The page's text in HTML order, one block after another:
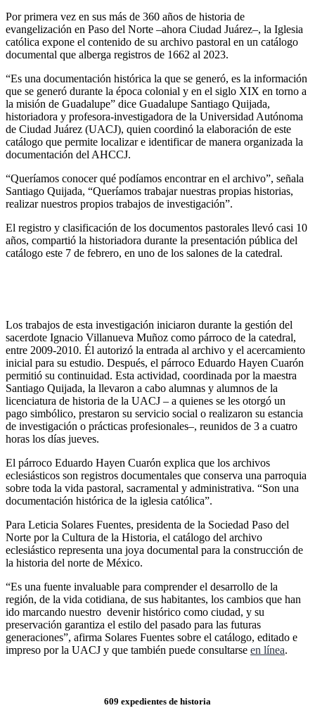
Por primera vez en sus más de 360 años de historia de
evangelización en Paso del Norte –ahora Ciudad Juárez–, la Iglesia
católica expone el contenido de su archivo pastoral en un catálogo
documental que alberga registros de 1662 al 2023.
“Es una documentación histórica la que se generó, es la información
que se generó durante la época colonial y en el siglo XIX en torno a
la misión de Guadalupe” dice Guadalupe Santiago Quijada,
historiadora y profesora-investigadora de la Universidad Autónoma
de Ciudad Juárez (UACJ), quien coordinó la elaboración de este
catálogo que permite localizar e identificar de manera organizada la
documentación del AHCCJ.
“Queríamos conocer qué podíamos encontrar en el archivo”, señala
Santiago Quijada, “Queríamos trabajar nuestras propias historias,
realizar nuestros propios trabajos de investigación”.
El registro y clasificación de los documentos pastorales llevó casi 10
años, compartió la historiadora durante la presentación pública del
catálogo este 7 de febrero, en uno de los salones de la catedral.
Los trabajos de esta investigación iniciaron durante la gestión del
sacerdote Ignacio Villanueva Muñoz como párroco de la catedral,
entre 2009-2010. Él autorizó la entrada al archivo y el acercamiento
inicial para su estudio. Después, el párroco Eduardo Hayen Cuarón
permitió su continuidad. Esta actividad, coordinada por la maestra
Santiago Quijada, la llevaron a cabo alumnas y alumnos de la
licenciatura de historia de la UACJ – a quienes se les otorgó un
pago simbólico, prestaron su servicio social o realizaron su estancia
de investigación o prácticas profesionales–, reunidos de 3 a cuatro
horas los días jueves.
El párroco Eduardo Hayen Cuarón explica que los archivos
eclesiásticos son registros documentales que conserva una parroquia
sobre toda la vida pastoral, sacramental y administrativa. “Son una
documentación histórica de la iglesia católica”.
Para Leticia Solares Fuentes, presidenta de la Sociedad Paso del
Norte por la Cultura de la Historia, el catálogo del archivo
eclesiástico representa una joya documental para la construcción de
la historia del norte de México.
“Es una fuente invaluable para comprender el desarrollo de la
región, de la vida cotidiana, de sus habitantes, los cambios que han
ido marcando nuestro devenir histórico como ciudad, y su
preservación garantiza el estilo del pasado para las futuras
generaciones”, afirma Solares Fuentes sobre el catálogo, editado e
impreso por la UACJ y que también puede consultarse en línea.
609 expedientes de historia